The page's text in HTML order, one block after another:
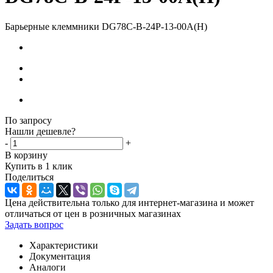
Барьерные клеммники DG78C-B-24P-13-00A(H)
По запросу
Нашли дешевле?
-
+
В корзину
Купить в 1 клик
Поделиться
Цена действительна только для интернет-магазина и может
отличаться от цен в розничных магазинах
Задать вопрос
Характеристики
Документация
Аналоги